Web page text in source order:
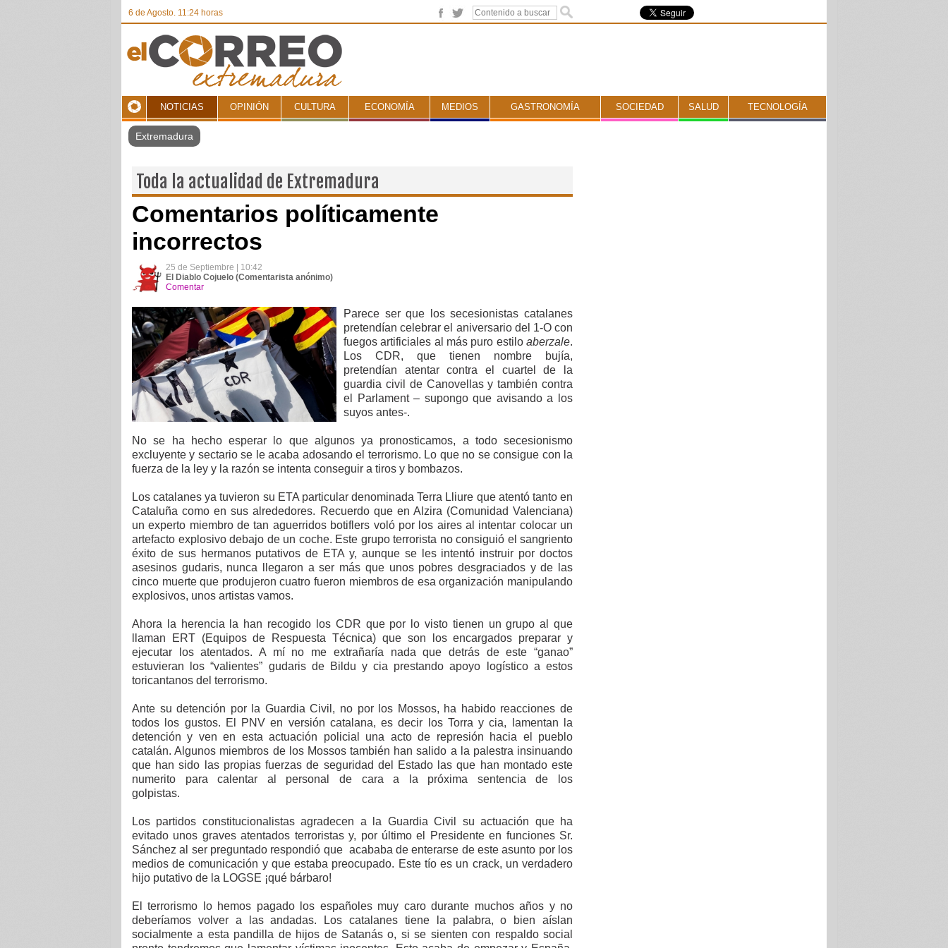
6 de Agosto. 11:24 horas
NOTICIAS OPINIÓN CULTURA ECONOMÍA MEDIOS GASTRONOMÍA SOCIEDAD SALUD TECNOLOGÍA
Toda la actualidad de Extremadura
Comentarios políticamente
incorrectos
25 de Septiembre | 10:42
El Diablo Cojuelo (Comentarista anónimo)
Comentar
Parece ser que los secesionistas catalanes
pretendían celebrar el aniversario del 1-O con
fuegos artificiales al más puro estilo aberzale.
Los CDR, que tienen nombre bujía,
pretendían atentar contra el cuartel de la
guardia civil de Canovellas y también contra
el Parlament – supongo que avisando a los
suyos antes-.
No se ha hecho esperar lo que algunos ya pronosticamos, a todo secesionismo
excluyente y sectario se le acaba adosando el terrorismo. Lo que no se consigue con la
fuerza de la ley y la razón se intenta conseguir a tiros y bombazos.
Los catalanes ya tuvieron su ETA particular denominada Terra Lliure que atentó tanto en
Cataluña como en sus alrededores. Recuerdo que en Alzira (Comunidad Valenciana)
un experto miembro de tan aguerridos botiflers voló por los aires al intentar colocar un
artefacto explosivo debajo de un coche. Este grupo terrorista no consiguió el sangriento
éxito de sus hermanos putativos de ETA y, aunque se les intentó instruir por doctos
asesinos gudaris, nunca llegaron a ser más que unos pobres desgraciados y de las
cinco muerte que produjeron cuatro fueron miembros de esa organización manipulando
explosivos, unos artistas vamos.
Ahora la herencia la han recogido los CDR que por lo visto tienen un grupo al que
llaman ERT (Equipos de Respuesta Técnica) que son los encargados preparar y
ejecutar los atentados. A mí no me extrañaría nada que detrás de este “ganao”
estuvieran los “valientes” gudaris de Bildu y cia prestando apoyo logístico a estos
toricantanos del terrorismo.
Ante su detención por la Guardia Civil, no por los Mossos, ha habido reacciones de
todos los gustos. El PNV en versión catalana, es decir los Torra y cia, lamentan la
detención y ven en esta actuación policial una acto de represión hacia el pueblo
catalán. Algunos miembros de los Mossos también han salido a la palestra insinuando
que han sido las propias fuerzas de seguridad del Estado las que han montado este
numerito para calentar al personal de cara a la próxima sentencia de los
golpistas.
Los partidos constitucionalistas agradecen a la Guardia Civil su actuación que ha
evitado unos graves atentados terroristas y, por último el Presidente en funciones Sr.
Sánchez al ser preguntado respondió que acababa de enterarse de este asunto por los
medios de comunicación y que estaba preocupado. Este tío es un crack, un verdadero
hijo putativo de la LOGSE ¡qué bárbaro!
El terrorismo lo hemos pagado los españoles muy caro durante muchos años y no
deberíamos volver a las andadas. Los catalanes tiene la palabra, o bien aíslan
socialmente a esta pandilla de hijos de Satanás o, si se sienten con respaldo social